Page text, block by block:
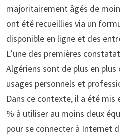
majoritairement âgés de
ont été recueillies via un
disponible en ligne et des
L’une des premières
Algériens sont de plus en
usages personnels et
Dans ce contexte, il a été mis
% à utiliser au moins deux
pour se connecter à Internet